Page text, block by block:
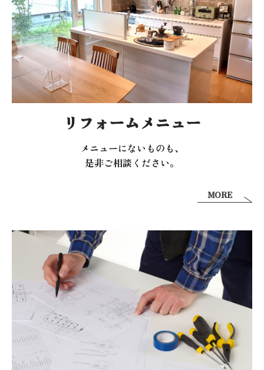
リフォームメニュー
メニューにないものも、
是非ご相談ください。
MORE